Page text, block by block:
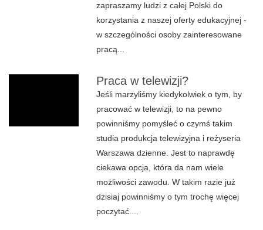
zapraszamy ludzi z całej Polski do
korzystania z naszej oferty edukacyjnej -
w szczególności osoby zainteresowane
pracą...
Praca w telewizji?
Jeśli marzyliśmy kiedykolwiek o tym, by
pracować w telewizji, to na pewno
powinniśmy pomyśleć o czymś takim
studia produkcja telewizyjna i reżyseria
Warszawa dzienne. Jest to naprawdę
ciekawa opcja, która da nam wiele
możliwości zawodu. W takim razie już
dzisiaj powinniśmy o tym trochę więcej
poczytać....